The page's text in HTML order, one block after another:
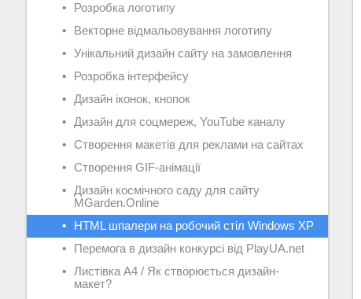
Розробка логотипу
Векторне відмальовування логотипу
Унікальний дизайн сайту на замовлення
Розробка інтерфейсу
Дизайн іконок, кнопок
Дизайн для соцмереж, YouTube каналу
Створення макетів для реклами на сайтах
Створення GIF-анімації
Дизайн космічного саду для сайту
MGarden.Online
HTML шпалери на робочий стіл Windows XP
Перемога в дизайн конкурсі від PlayUA.net
Листівка А4 / Як створюється дизайн-
макет?